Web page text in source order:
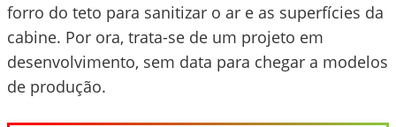
forro do teto para sanitizar o ar e as superfícies da
cabine. Por ora, trata-se de um projeto em
desenvolvimento, sem data para chegar a modelos
de produção.